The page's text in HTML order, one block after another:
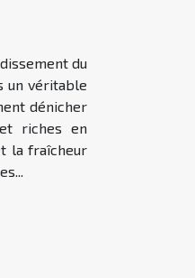
du
un véritable
dénicher
riches en
la fraîcheur